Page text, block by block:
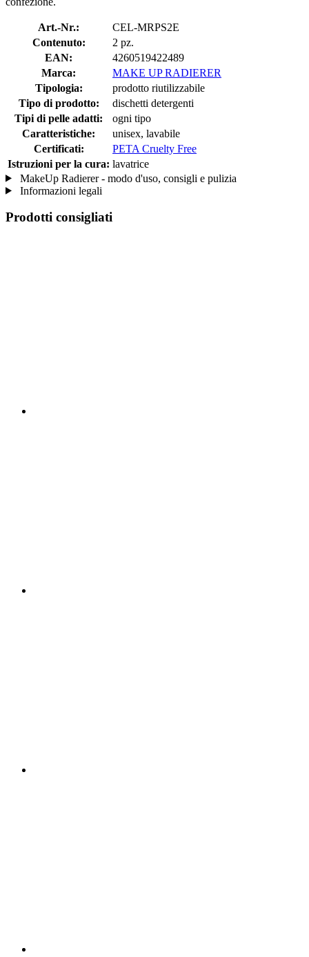
Art.-Nr.:
CEL-MRPS2E
Contenuto:
2 pz.
EAN:
4260519422489
Marca:
MAKE UP RADIERER
Tipologia:
prodotto riutilizzabile
Tipo di prodotto:
dischetti detergenti
Tipi di pelle adatti:
ogni tipo
Caratteristiche:
unisex, lavabile
Certificati:
PETA Cruelty Free
Istruzioni per la cura: lavatrice
MakeUp Radierer - modo d'uso, consigli e pulizia
Informazioni legali
Prodotti consigliati